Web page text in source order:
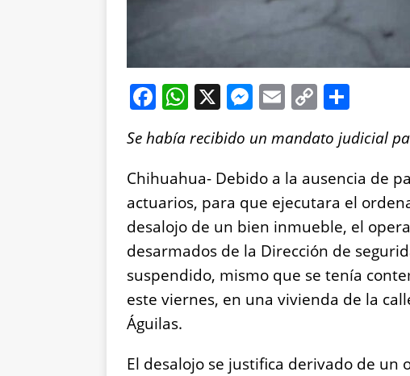
F
a
c
e
b
o
o
k
W
at
s
A
p
p
X M
ss
e
n
g
er
E
ai
l
C
p
y
Li
n
k
h
a
re
Se había recibido un mandato judicial
Chihuahua- Debido a la ausencia de
actuarios, para que ejecutara el
desalojo de un bien inmueble, el
desarmados de la Dirección de
suspendido, mismo que se tenía
este viernes, en una vivienda de la
Águilas.
El desalojo se justifica derivado de un